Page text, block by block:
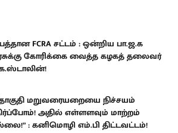
FCRA சட்டம் : ஒன்றிய பா.ஜ.க
கோரிக்கை வைத்த கழகத் தலைவர்
மறுவரையறையை நிச்சயம்
அதில் எள்ளளவும் மாற்றம்
: கனிமொழி எம்.பி திட்டவட்டம்!